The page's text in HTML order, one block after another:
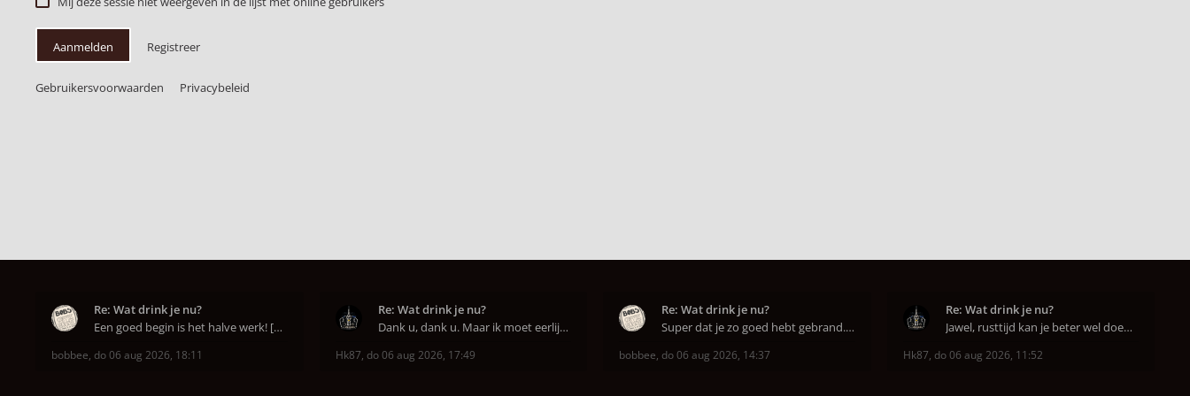
Aanmelden Registreer
Gebruikersvoorwaarden Privacybeleid
Re: Wat drink je nu?
Een goed begin is het halve werk! [emoji6]
bobbee, do 06 aug 2026, 18:11
Re: Wat drink je nu?
Dank u, dank u. Maar ik moet eerlijk bekennen da
Hk87, do 06 aug 2026, 17:49
Re: Wat drink je nu?
Super dat je zo goed hebt gebrand. Gefeliciteerd!
bobbee, do 06 aug 2026, 14:37
Re: Wat drink je nu?
Jawel, rusttijd kan je beter wel doen anders smaa
Hk87, do 06 aug 2026, 11:52